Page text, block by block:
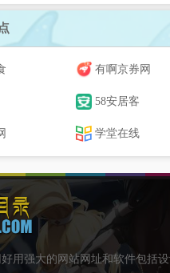
有啊京券网
58安居客
学堂在线
用强大的网站网址和软件包括